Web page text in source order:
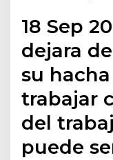
18 Sep
dejara
su
trabajar
del
puede